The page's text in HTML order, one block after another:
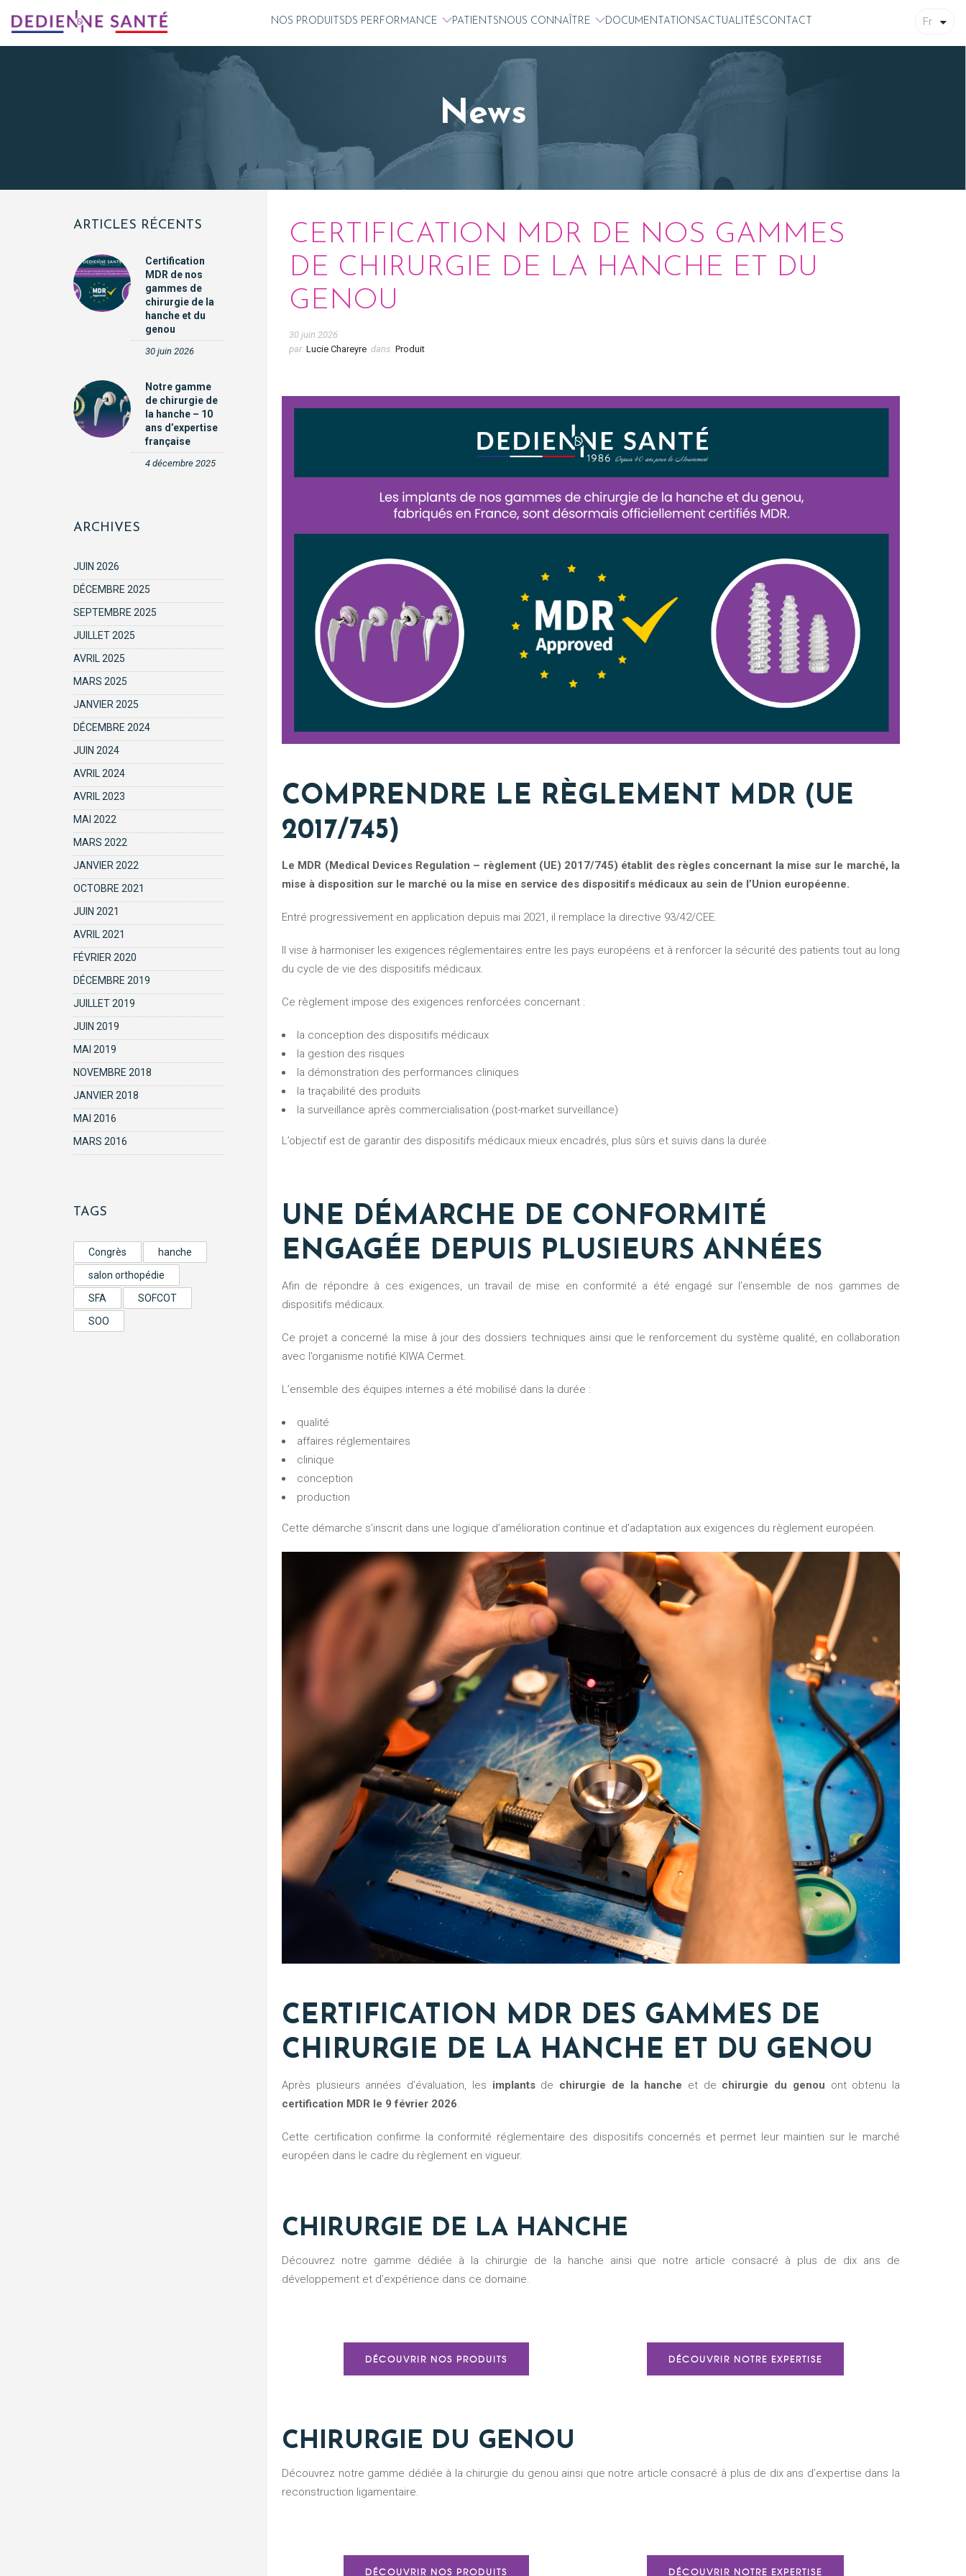
NOS PRODUITSDS PERFORMANCE PATIENTSNOUS CONNAÎTRE DOCUMENTATIONSACTUALITÉSCONTACT Fr
News
CERTIFICATION MDR DE NOS GAMMES
DE CHIRURGIE DE LA HANCHE ET DU
GENOU
30 juin 2026
par Lucie Chareyre dans Produit
COMPRENDRE LE RÈGLEMENT MDR (UE
2017/745)
Le MDR (Medical Devices Regulation – règlement (UE) 2017/745) établit des règles concernant la mise sur le marché, la
mise à disposition sur le marché ou la mise en service des dispositifs médicaux au sein de l’Union européenne.
Entré progressivement en application depuis mai 2021, il remplace la directive 93/42/CEE.
Il vise à harmoniser les exigences réglementaires entre les pays européens et à renforcer la sécurité des patients tout au long
du cycle de vie des dispositifs médicaux.
Ce règlement impose des exigences renforcées concernant :
la conception des dispositifs médicaux
la gestion des risques
la démonstration des performances cliniques
la traçabilité des produits
la surveillance après commercialisation (post-market surveillance)
L’objectif est de garantir des dispositifs médicaux mieux encadrés, plus sûrs et suivis dans la durée.
UNE DÉMARCHE DE CONFORMITÉ
ENGAGÉE DEPUIS PLUSIEURS ANNÉES
Afin de répondre à ces exigences, un travail de mise en conformité a été engagé sur l’ensemble de nos gammes de
dispositifs médicaux.
Ce projet a concerné la mise à jour des dossiers techniques ainsi que le renforcement du système qualité, en collaboration
avec l’organisme notifié KIWA Cermet.
L’ensemble des équipes internes a été mobilisé dans la durée :
qualité
affaires réglementaires
clinique
conception
production
Cette démarche s’inscrit dans une logique d’amélioration continue et d’adaptation aux exigences du règlement européen.
CERTIFICATION MDR DES GAMMES DE
CHIRURGIE DE LA HANCHE ET DU GENOU
Après plusieurs années d’évaluation, les implantsde chirurgie de la hanche et de chirurgie du genou ont obtenu la
certification MDR le 9 février 2026.
Cette certification confirme la conformité réglementaire des dispositifs concernés et permet leur maintien sur le marché
européen dans le cadre du règlement en vigueur.
CHIRURGIE DE LA HANCHE
Découvrez notre gamme dédiée à la chirurgie de la hanche ainsi que notre article consacré à plus de dix ans de
développement et d’expérience dans ce domaine.
DÉCOUVRIR NOS PRODUITS DÉCOUVRIR NOTRE EXPERTISE
CHIRURGIE DU GENOU
Découvrez notre gamme dédiée à la chirurgie du genou ainsi que notre article consacré à plus de dix ans d’expertise dans la
reconstruction ligamentaire.
DÉCOUVRIR NOS PRODUITS DÉCOUVRIR NOTRE EXPERTISE
ARTICLES RÉCENTS
Certification
MDR de nos
gammes de
chirurgie de la
hanche et du
genou
30 juin 2026
Notre gamme
de chirurgie de
la hanche – 10
ans d’expertise
française
4 décembre 2025
ARCHIVES
JUIN 2026
DÉCEMBRE 2025
SEPTEMBRE 2025
JUILLET 2025
AVRIL 2025
MARS 2025
JANVIER 2025
DÉCEMBRE 2024
JUIN 2024
AVRIL 2024
AVRIL 2023
MAI 2022
MARS 2022
JANVIER 2022
OCTOBRE 2021
JUIN 2021
AVRIL 2021
FÉVRIER 2020
DÉCEMBRE 2019
JUILLET 2019
JUIN 2019
MAI 2019
NOVEMBRE 2018
JANVIER 2018
MAI 2016
MARS 2016
TAGS
Congrès
hanche
salon orthopédie
SFA
SOFCOT
SOO